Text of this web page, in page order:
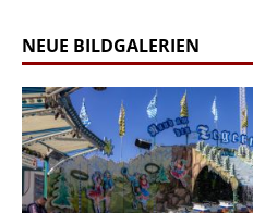
NEUE BILDGALERIEN